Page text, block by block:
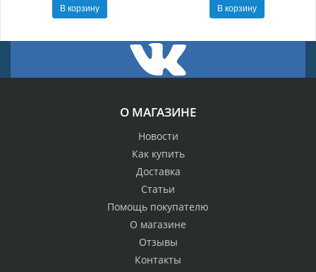
В корзину
В корзину
О МАГАЗИНЕ
Новости
Как купить
Доставка
Статьи
Помощь покупателю
О магазине
Отзывы
Контакты